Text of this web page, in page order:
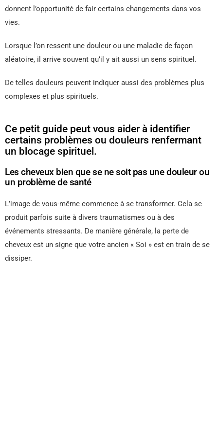
donnent l’opportunité de fair certains changements dans vos
vies.
Lorsque l’on ressent une douleur ou une maladie de façon
aléatoire, il arrive souvent qu’il y ait aussi un sens spirituel.
De telles douleurs peuvent indiquer aussi des problèmes plus
complexes et plus spirituels.
Ce petit guide peut vous aider à identifier
certains problèmes ou douleurs renfermant
un blocage spirituel.
Les cheveux bien que se ne soit pas une douleur ou
un problème de santé
L’image de vous-même commence à se transformer. Cela se
produit parfois suite à divers traumatismes ou à des
événements stressants. De manière générale, la perte de
cheveux est un signe que votre ancien « Soi » est en train de se
dissiper.